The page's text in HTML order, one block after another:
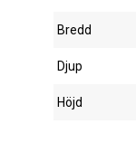
Bredd
Djup
Höjd